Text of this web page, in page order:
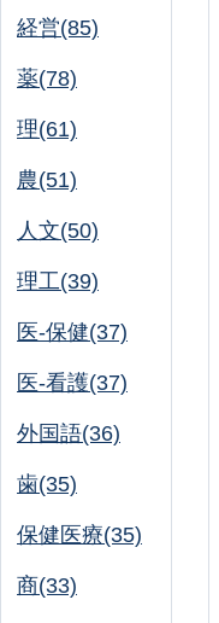
経営(85)
薬(78)
理(61)
農(51)
人文(50)
理工(39)
医-保健(37)
医-看護(37)
外国語(36)
歯(35)
保健医療(35)
商(33)